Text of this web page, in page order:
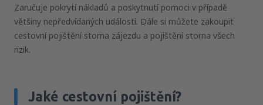
Zaručuje pokrytí nákladů a poskytnutí pomoci v případě
většiny nepředvídaných událostí. Dále si můžete zakoupit
cestovní pojištění storna zájezdu a pojištění storna všech
rizik.
Jaké cestovní pojištění?